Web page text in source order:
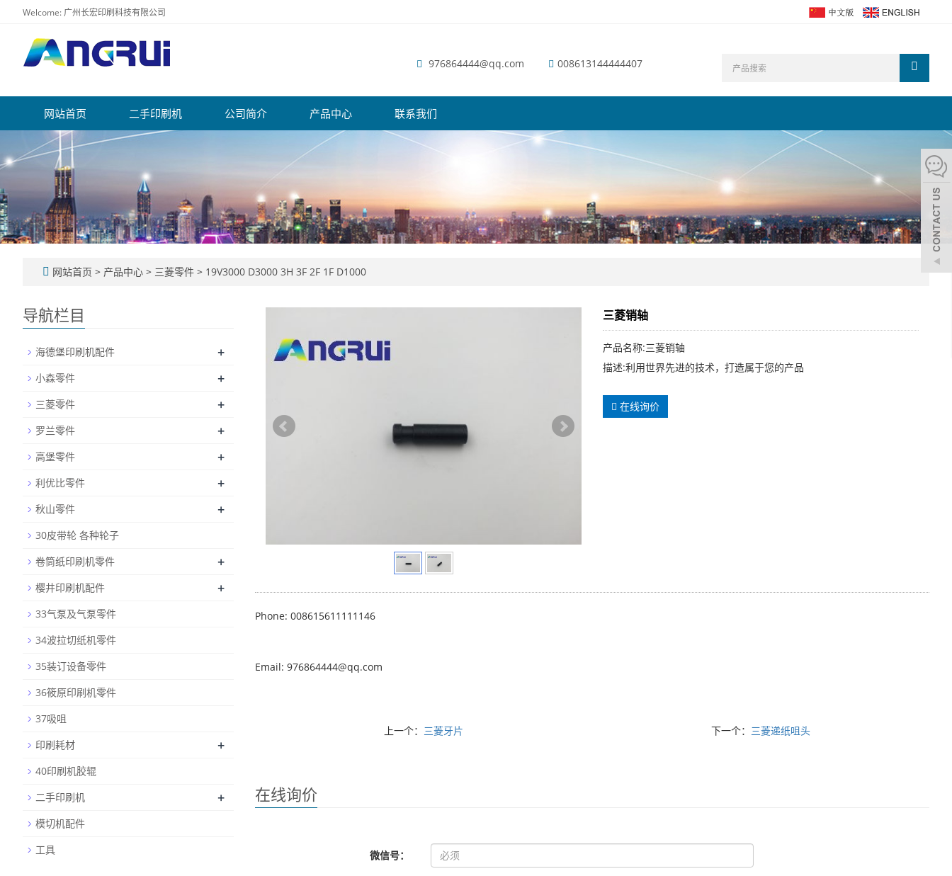
Welcome: 广州长宏印刷科技有限公司
976864444@qq.com 008613144444407
网站首页 二手印刷机 公司简介 产品中心 联系我们
网站首页 > 产品中心 > 三菱零件 > 19V3000 D3000 3H 3F 2F 1F D1000
三菱销轴
产品名称:三菱销轴
描述:利用世界先进的技术，打造属于您的产品
在线询价
Phone: 008615611111146
Email: 976864444@qq.com
上一个： 三菱牙片 下一个： 三菱递纸咀头
在线询价
微信号：
导航栏目
海德堡印刷机配件 +
小森零件 +
三菱零件 +
罗兰零件 +
高堡零件 +
利优比零件 +
秋山零件 +
30皮带轮 各种轮子
卷筒纸印刷机零件
+
樱井印刷机配件 +
33气泵及气泵零件
34波拉切纸机零件
35装订设备零件
36筱原印刷机零件
37吸咀
印刷耗材
+
40印刷机胶辊
二手印刷机
+
模切机配件
工具